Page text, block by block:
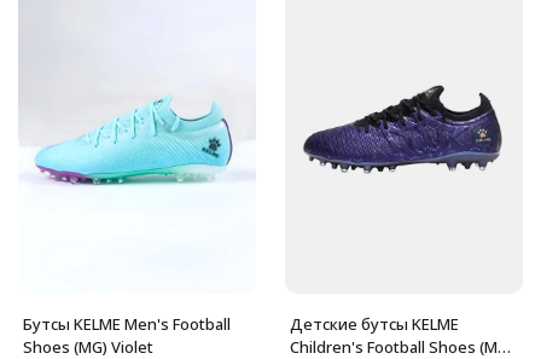
Бутсы KELME Men's Football
Shoes (MG) Violet
Детские бутсы KELME
Children's Football Shoes (MG)